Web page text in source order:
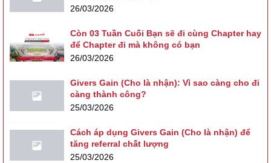
26/03/2026
Còn 03 Tuần Cuối Bạn sẽ đi cùng Chapter hay
để Chapter đi mà không có bạn
26/03/2026
Givers Gain (Cho là nhận): Vì sao càng cho đi
càng thành công?
25/03/2026
Cách áp dụng Givers Gain (Cho là nhận) để
tăng referral chất lượng
25/03/2026